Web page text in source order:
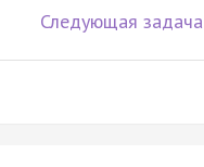
Следующая задача